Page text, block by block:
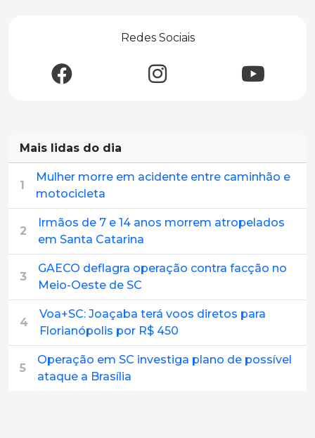
Redes Sociais
Mais lidas do dia
1
Mulher morre em acidente entre caminhão e
motocicleta
2
Irmãos de 7 e 14 anos morrem atropelados
em Santa Catarina
3
GAECO deflagra operação contra facção no
Meio-Oeste de SC
4
Voa+SC: Joaçaba terá voos diretos para
Florianópolis por R$ 450
5
Operação em SC investiga plano de possível
ataque a Brasília